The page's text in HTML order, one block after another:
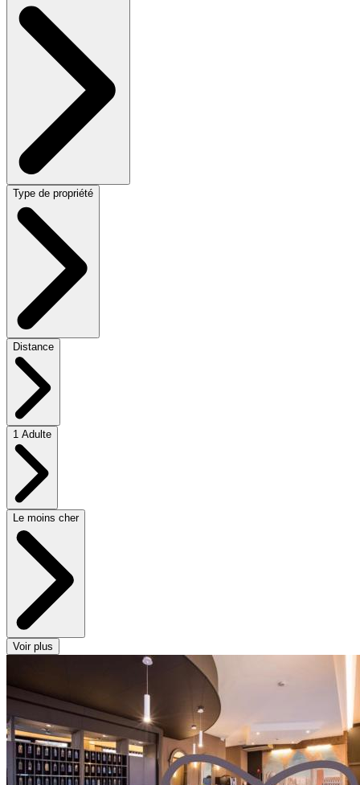
Type de propriété
Distance
1 Adulte
Le moins cher
Voir plus